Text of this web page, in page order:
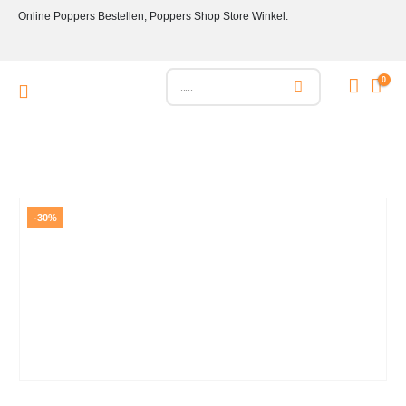
Online Poppers Bestellen, Poppers Shop Store Winkel.
0
-30%